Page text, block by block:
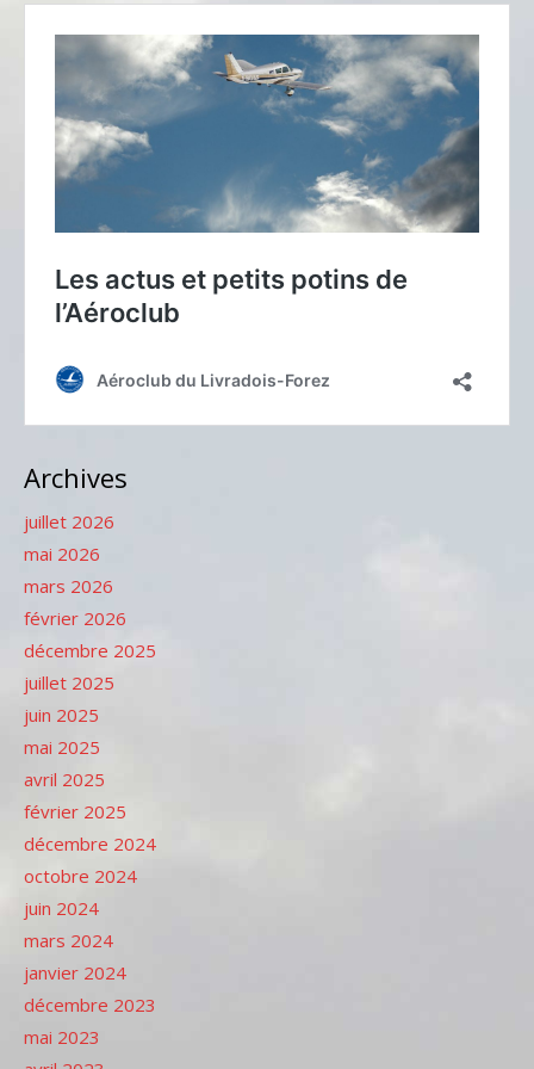
Archives
juillet 2026
mai 2026
mars 2026
février 2026
décembre 2025
juillet 2025
juin 2025
mai 2025
avril 2025
février 2025
décembre 2024
octobre 2024
juin 2024
mars 2024
janvier 2024
décembre 2023
mai 2023